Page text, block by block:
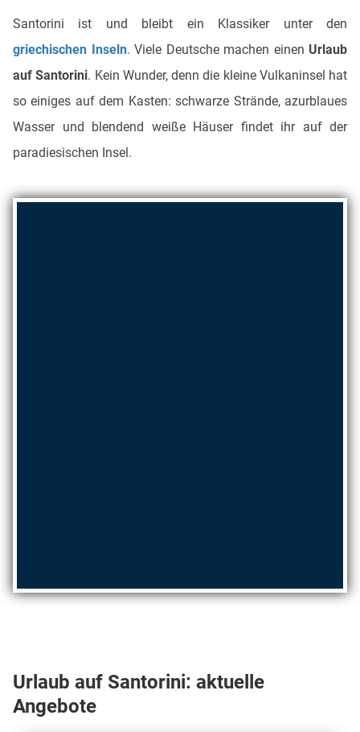
Santorini ist und bleibt ein Klassiker unter den
griechischen Inseln. Viele Deutsche machen einen Urlaub
auf Santorini. Kein Wunder, denn die kleine Vulkaninsel hat
so einiges auf dem Kasten: schwarze Strände, azurblaues
Wasser und blendend weiße Häuser findet ihr auf der
paradiesischen Insel.
Urlaub auf Santorini: aktuelle
Angebote